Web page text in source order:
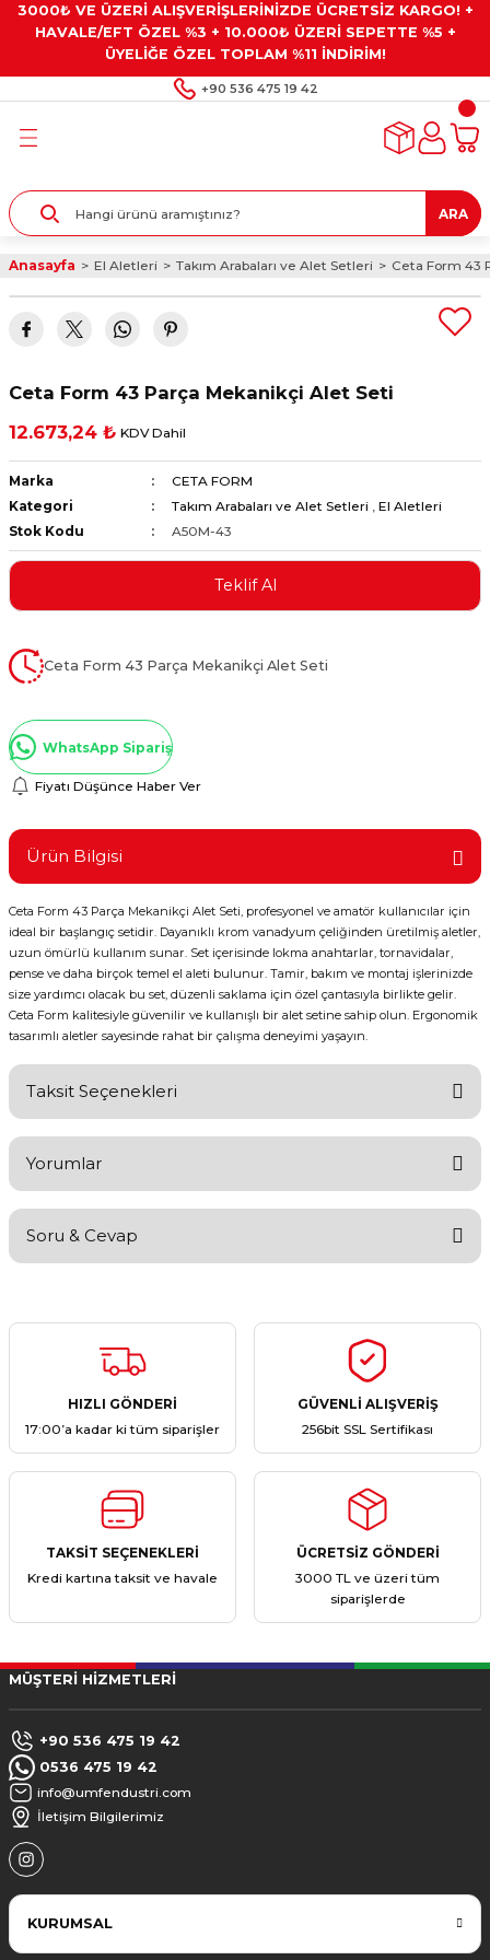
3000₺ VE ÜZERİ ALIŞVERİŞLERİNİZDE ÜCRETSİZ KARGO! +
HAVALE/EFT ÖZEL %3 + 10.000₺ ÜZERİ SEPETTE %5 +
ÜYELİĞE ÖZEL TOPLAM %11 İNDİRİM!
+90 536 475 19 42
Geri Dön
Kaplamalar
Geri Dön
Geri Dön
Gresler
Geri Dön
Alet Setleri
ve Multimetreler
ve Penseler
Aletleri
Geri Dön
Taşları ve
ARA
Anasayfa El Aletleri Takım Arabaları ve Alet Setleri Ceta Form 43
Ceta Form 43 Parça Mekanikçi Alet Seti
12.673,24 ₺ KDV Dahil
Marka
CETA FORM
Kategori
Takım Arabaları ve Alet Setleri , El Aletleri
Stok Kodu
A50M-43
Teklif Al
Ceta Form 43 Parça Mekanikçi Alet Seti
WhatsApp Sipariş
Fiyatı Düşünce Haber Ver
Ürün Bilgisi
Ceta Form 43 Parça Mekanikçi Alet Seti, profesyonel ve amatör kullanıcılar için
ideal bir başlangıç setidir. Dayanıklı krom vanadyum çeliğinden üretilmiş aletler,
uzun ömürlü kullanım sunar. Set içerisinde lokma anahtarlar, tornavidalar,
pense ve daha birçok temel el aleti bulunur. Tamir, bakım ve montaj işlerinizde
size yardımcı olacak bu set, düzenli saklama için özel çantasıyla birlikte gelir.
Ceta Form kalitesiyle güvenilir ve kullanışlı bir alet setine sahip olun. Ergonomik
tasarımlı aletler sayesinde rahat bir çalışma deneyimi yaşayın.
Taksit Seçenekleri
Yorumlar
Yorum Yaz
Soru & Cevap
Ürün hakkında henüz soru sorulmamış.
HIZLI GÖNDERİ
17:00’a kadar ki tüm siparişler
GÜVENLİ ALIŞVERİŞ
256bit SSL Sertifikası
TAKSİT SEÇENEKLERİ
Kredi kartına taksit ve havale
ÜCRETSİZ GÖNDERİ
3000 TL ve üzeri tüm
siparişlerde
MÜŞTERİ HİZMETLERİ
+90 536 475 19 42
0536 475 19 42
info@umfendustri.com
İletişim Bilgilerimiz
KURUMSAL